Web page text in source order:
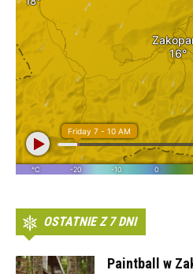
OSTATNIE Z 7 DNI
Paintball w